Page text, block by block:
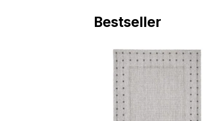
Bestseller
Andere nicht